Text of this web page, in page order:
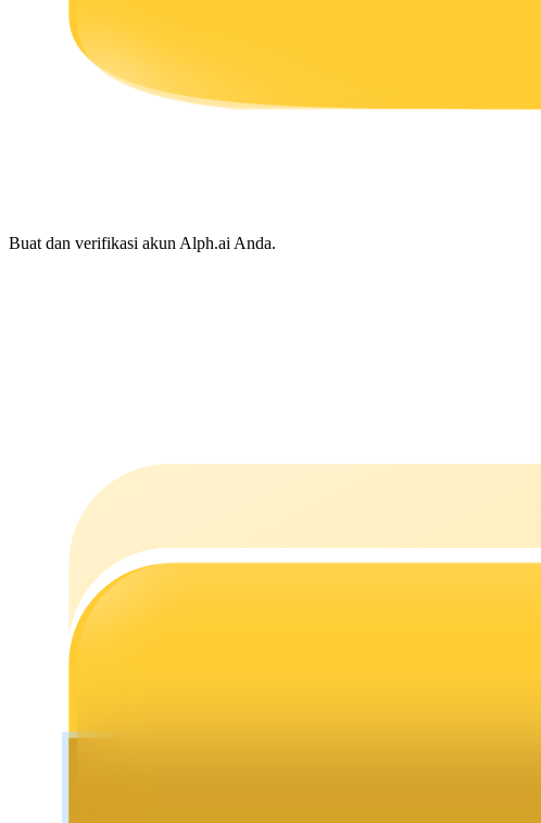
Pengembalian tinggi & akses instan
Buat dan verifikasi akun Alph.ai Anda.